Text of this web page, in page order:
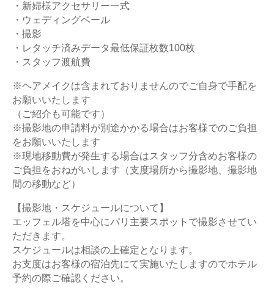
・新婦様アクセサリー一式
・ウェディングベール
・撮影
・レタッチ済みデータ最低保証枚数100枚
・スタッフ渡航費
※ヘアメイクは含まれておりませんのでご自身で手配を
お願いいたします
（ご紹介も可能です）
※撮影地の申請料が別途かかる場合はお客様でのご負担
をお願いいたします
※現地移動費が発生する場合はスタッフ分含めお客様の
ご負担をおねがいします（支度場所から撮影地、撮影地
間の移動など）
【撮影地・スケジュールについて】
エッフェル塔を中心にパリ主要スポットで撮影させてい
ただきます。
スケジュールは相談の上確定となります。
お支度はお客様の宿泊先にて実施いたしますのでホテル
予約の際ご確認ください。